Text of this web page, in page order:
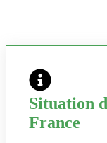
Situation
France